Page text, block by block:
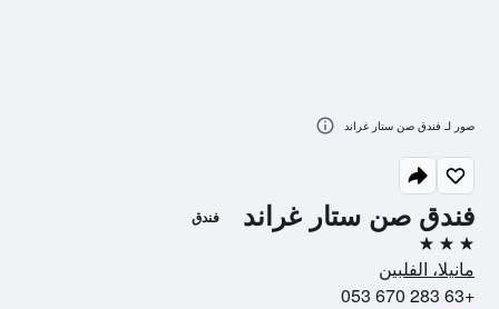
فندق صن ستار غراند فندق
3 نجوم
مانيلا، الفلبين
+63 283 670 053
صور لـ فندق صن ستار غراند